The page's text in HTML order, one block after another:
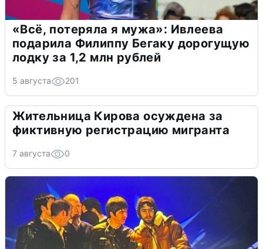
«Всё, потеряла я мужа»: Ивлеева
подарила Филиппу Бегаку дорогущую
лодку за 1,2 млн рублей
5 августа 201
Жительница Кирова осуждена за
фиктивную регистрацию мигранта
7 августа 0